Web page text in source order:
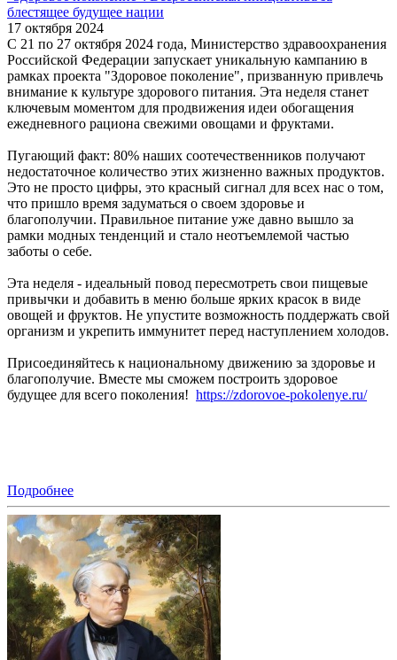
блестящее будущее нации
17 октября 2024
С 21 по 27 октября 2024 года, Министерство здравоохранения
Российской Федерации запускает уникальную кампанию в
рамках проекта "Здоровое поколение", призванную привлечь
внимание к культуре здорового питания. Эта неделя станет
ключевым моментом для продвижения идеи обогащения
ежедневного рациона свежими овощами и фруктами.
Пугающий факт: 80% наших соотечественников получают
недостаточное количество этих жизненно важных продуктов.
Это не просто цифры, это красный сигнал для всех нас о том,
что пришло время задуматься о своем здоровье и
благополучии. Правильное питание уже давно вышло за
рамки модных тенденций и стало неотъемлемой частью
заботы о себе.
Эта неделя - идеальный повод пересмотреть свои пищевые
привычки и добавить в меню больше ярких красок в виде
овощей и фруктов. Не упустите возможность поддержать свой
организм и укрепить иммунитет перед наступлением холодов.
Присоединяйтесь к национальному движению за здоровье и
благополучие. Вместе мы сможем построить здоровое
будущее для всего поколения! https://zdorovoe-pokolenye.ru/
Подробнее